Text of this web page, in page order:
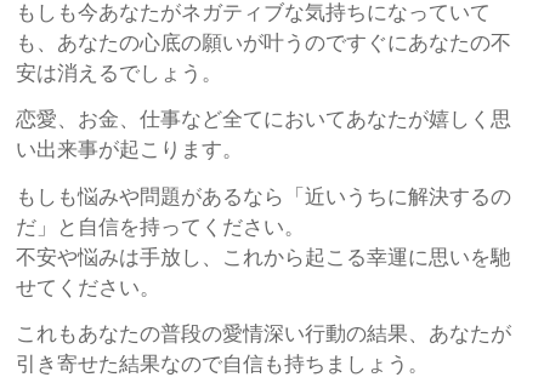
もしも今あなたがネガティブな気持ちになっていて
も、あなたの心底の願いが叶うのですぐにあなたの不
安は消えるでしょう。
恋愛、お金、仕事など全てにおいてあなたが嬉しく思
い出来事が起こります。
もしも悩みや問題があるなら「近いうちに解決するの
だ」と自信を持ってください。
不安や悩みは手放し、これから起こる幸運に思いを馳
せてください。
これもあなたの普段の愛情深い行動の結果、あなたが
引き寄せた結果なので自信も持ちましょう。